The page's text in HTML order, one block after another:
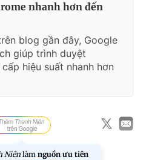
nhanh hơn đến
blog gần đây, Google
giúp trình duyệt
hiệu suất nhanh hơn
Niên làm nguồn ưu tiên